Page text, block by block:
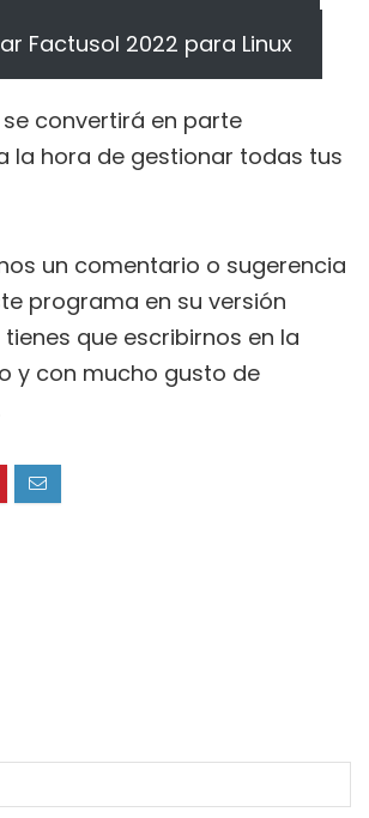
Factusol 2022 para Linux
convertirá en parte
la hora de gestionar todas tus
un comentario o sugerencia
programa en su versión
que escribirnos en la
y con mucho gusto de